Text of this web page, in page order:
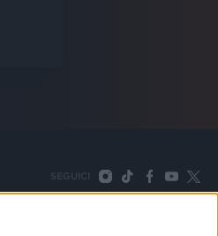
SEGUICI